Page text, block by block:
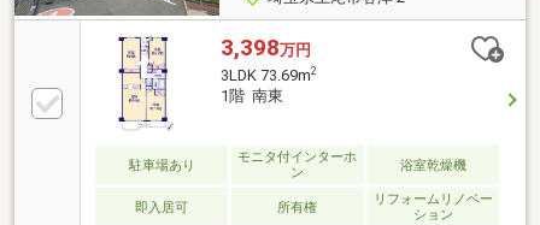
3,398万円
3LDK 73.69m2
1階 南東
駐車場あり
モニタ付インターホ
ン
浴室乾燥機
即入居可 所有権
リフォームリノベー
ション